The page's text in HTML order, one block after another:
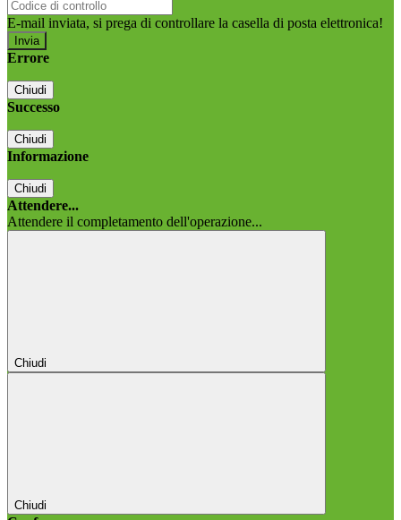
E-mail inviata, si prega di controllare la casella di posta elettronica!
Errore
Chiudi
Successo
Chiudi
Informazione
Chiudi
Attendere...
Attendere il completamento dell'operazione...
Chiudi
Chiudi